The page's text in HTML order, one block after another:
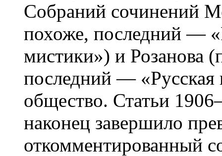
Собраний сочинений
похоже, последний —
мистики») и Розанова
последний — «Русская
общество. Статьи
наконец завершило
откомментированный